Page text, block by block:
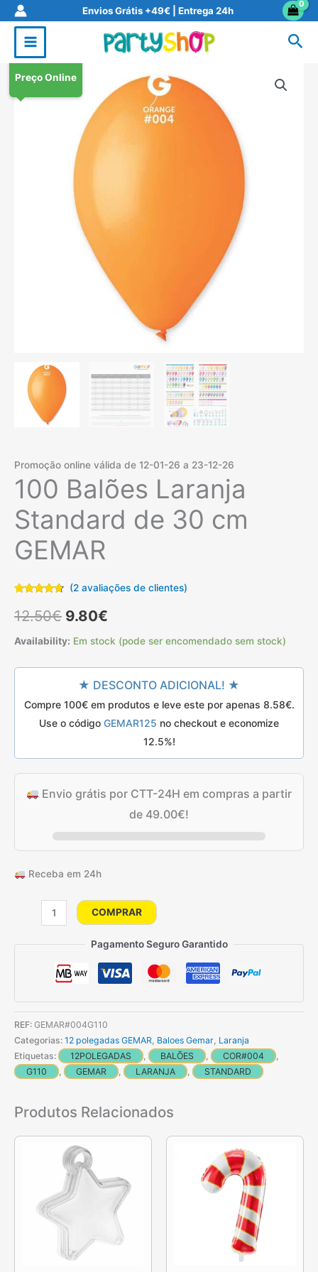
Skip
content
Envios Grátis +49€ | Entrega 24h
Preço Online
Promoção online válida de 12-01-26 a 23-12-26
100 Balões Laranja
Standard de 30 cm
GEMAR
com
4.50
em 5 com
classificações
(2avaliações de clientes)
12.50€ O
preço
original
era:
12.50€.
9.80€
preço
atual
é:
9.80€.
Availability: Em stock (pode ser encomendado sem stock)
★ DESCONTO ADICIONAL! ★
Compre 100€ em produtos e leve este por apenas 8.58€.
Use o código GEMAR125 no checkout e economize
12.5%!
Envio grátis por CTT-24H em compras a partir
de 49.00€!
Receba em 24h
Quantidade
100
de
cm
GEMAR
COMPRAR
Pagamento Seguro Garantido
REF: GEMAR#004G110
Categorias: 12 polegadas GEMAR Baloes Gemar Laranja
Etiquetas:
12POLEGADAS BALÕES COR#004
G110
GEMAR LARANJA STANDARD
Produtos Relacionados